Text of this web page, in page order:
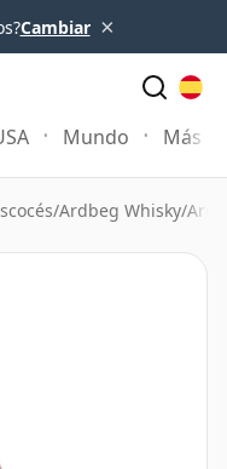
Cambiar ×
Mundo Más
/Ardbeg Whisky/